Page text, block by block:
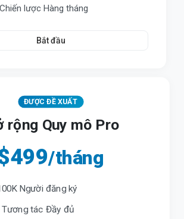
lược Hàng tháng
Bắt đầu
ĐƯỢC ĐỀ XUẤT
rộng Quy mô Pro
/tháng
Người đăng ký
tác Đầy đủ